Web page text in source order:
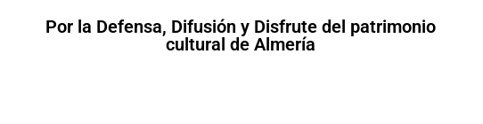
Por la Defensa, Difusión y Disfrute del patrimonio
cultural de Almería